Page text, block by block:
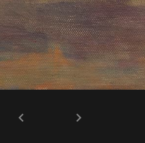
keyboard_arrow_left keyboard_arrow_right